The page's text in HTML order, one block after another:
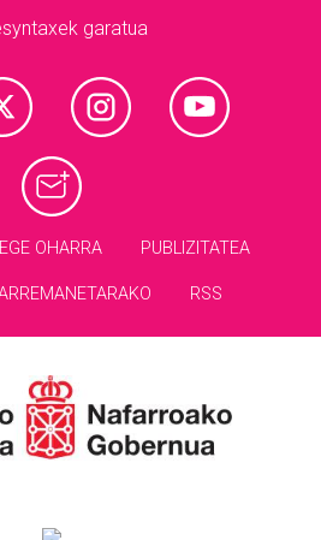
garatua
OHARRA PUBLIZITATEA
RSS